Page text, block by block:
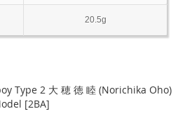
20.5g
Type 2 大 穂 徳 睦 (Norichika Oho)
[2BA]